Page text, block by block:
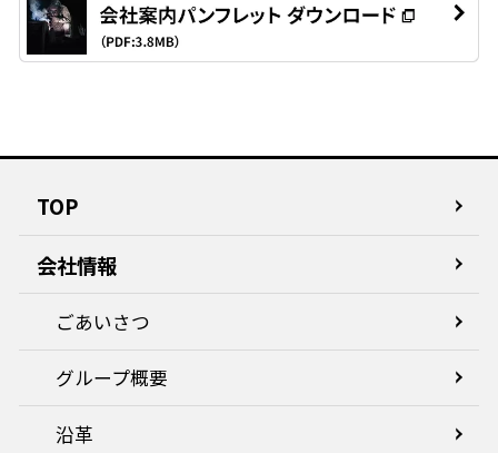
TOP
会社情報
ごあいさつ
グループ概要
沿革